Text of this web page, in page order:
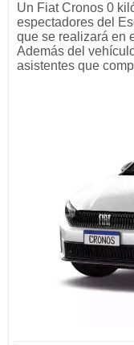
Un Fiat Cronos 0
espectadores del
que se realizará en
Además del
asistentes que